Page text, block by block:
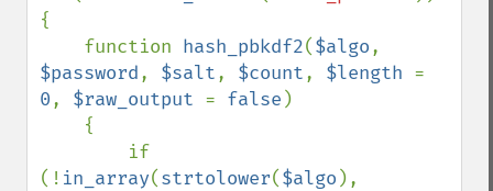
{
    function
hash_pbkdf2($algo
$password, $salt, $count, $length
0, $raw_output = false )
(! in_array(strtolower($algo